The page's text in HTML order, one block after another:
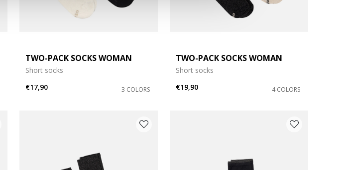
TWO-PACK SOCKS WOMAN
Short socks
€17,90
3 COLORS
TWO-PACK SOCKS WOMAN
Short socks
€19,90
4 COLORS